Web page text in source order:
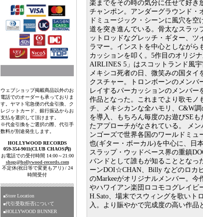
ウェブショップ掲載商品以外のお
電話でのオーダーも承っておりま
す。ヤマト宅急便の代金引換、ク
レジットカード、銀行振込からお
支払を選択して頂けます。
※代金引換をご選択の際、代引手
数料が別途発生します。
HOLLYWOOD RECORDS
059-354-9011(CLUB CHAOS内)
お電話での受付時間 14:00～21:00
shop@hollywood-records.com
不定休(祝日等で変更もアリ) / 24
時間受付
Store Location
代引受取拒否について
HOLLYWOOD BUNNER
楽までをその時の気分に任せて好き
チャンポン。アンダーグラウンド・
ドミュージック・シーンに風穴を
道を突き進んでいる。骨太なスラッ
ットロッドなグレッチ・ギター、ツ
ラマー。インストを中心としながら
カッションを叩く。5作目のオリジ
AIRLINES 5」はスコットランド風
メキシコ死者の日、微笑みの国タイ
クスチャー。トロンボーンのメンバ
レイするパーカッションのメンバー
作品となった。これまでより歌モノ
チ、メキシカンな全ハモリ、C&W
を導入、もちろん毎度のお遊びSE
たアプローチがなされている。 メ
ンゴーズで世界各国のワールドミ
也(ギター・ボーカル)を中心に、日
スラップ・ウッドベース界の重鎮
バンドとして誰もが知ることとなっ
ーンDOI☆CHAN、Billy などのロカ
のMarkeeがオリジナルメンバー。
やハワイアン楽団ロコモコグレイビ
H.Sato、場末でスウィングを歌いト
入。より賑やかで完成度の高い作品